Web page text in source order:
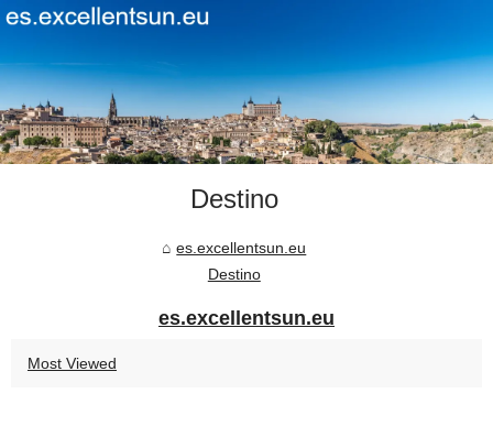
Destino
es.excellentsun.eu
Destino
es.excellentsun.eu
Most Viewed